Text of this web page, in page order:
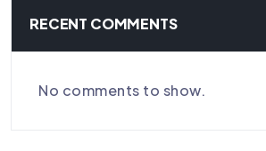
RECENT COMMENTS
No comments to show.